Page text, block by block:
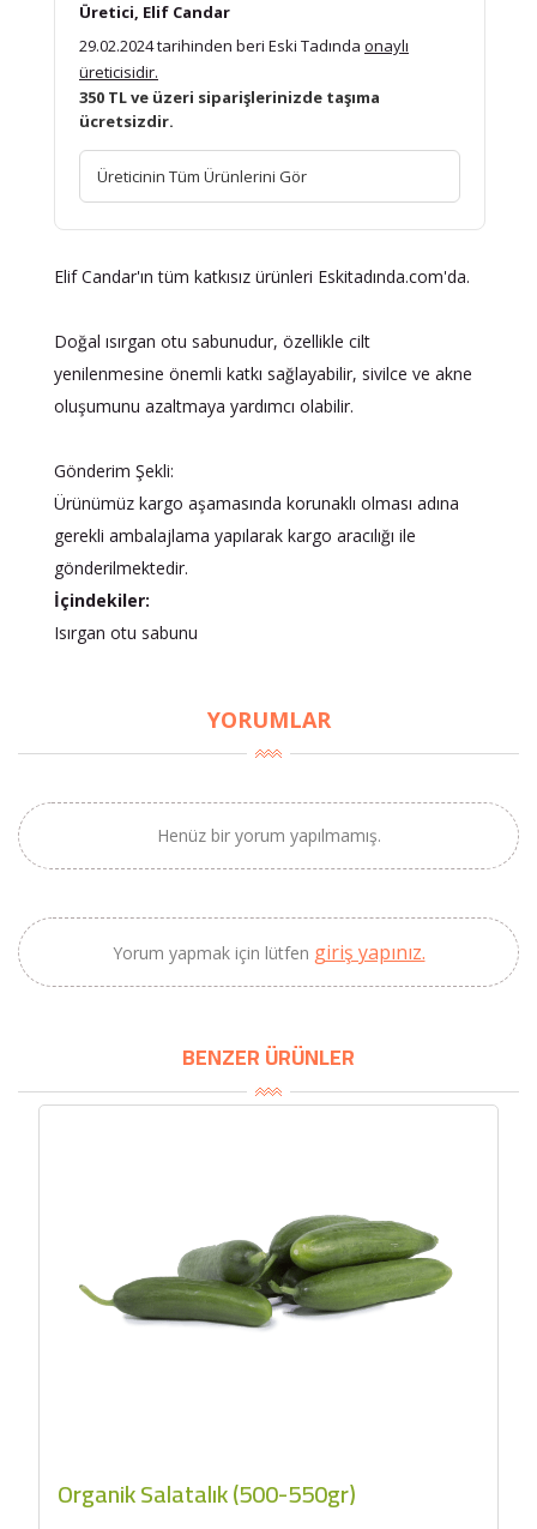
Üretici, Elif Candar
29.02.2024 tarihinden beri Eski Tadında onaylı
üreticisidir.
350 TL ve üzeri siparişlerinizde taşıma
ücretsizdir.
Üreticinin Tüm Ürünlerini Gör
Elif Candar'ın tüm katkısız ürünleri Eskitadında.com'da.
Doğal ısırgan otu sabunudur, özellikle cilt
yenilenmesine önemli katkı sağlayabilir, sivilce ve akne
oluşumunu azaltmaya yardımcı olabilir.
Gönderim Şekli:
Ürünümüz kargo aşamasında korunaklı olması adına
gerekli ambalajlama yapılarak kargo aracılığı ile
gönderilmektedir.
İçindekiler:
Isırgan otu sabunu
YORUMLAR
Henüz bir yorum yapılmamış.
Yorum yapmak için lütfen giriş yapınız.
BENZER ÜRÜNLER
Organik Salatalık (500-550gr)